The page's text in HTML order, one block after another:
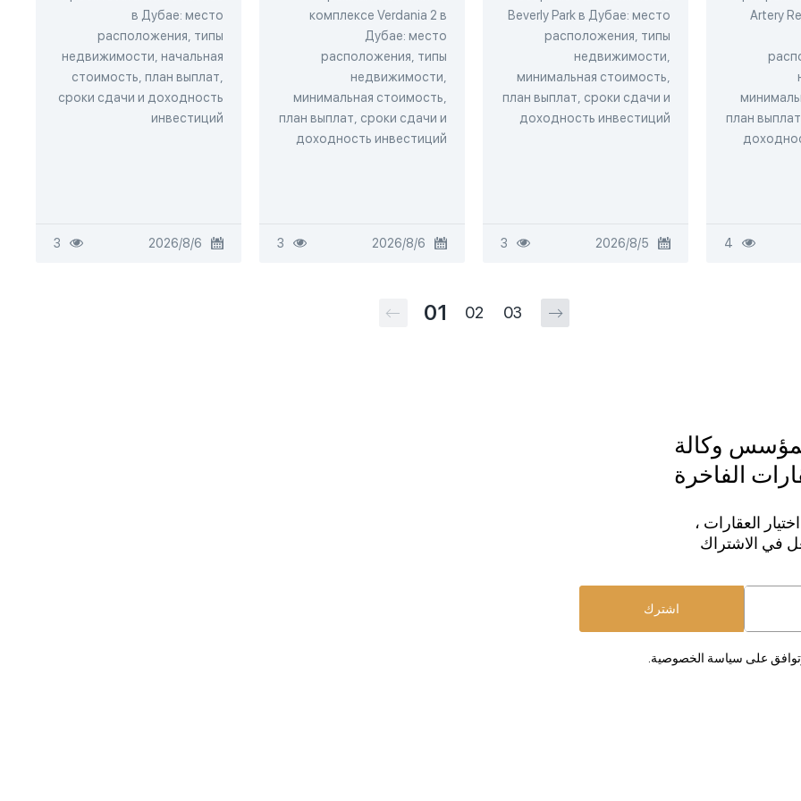
в Дубае: место
расположения, типы
недвижимости, начальная
стоимость, план выплат,
сроки сдачи и доходность
инвестиций
6‏/8‏/2026
3
комплексе Verdania 2 в
Дубае: место
расположения, типы
недвижимости,
минимальная стоимость,
план выплат, сроки сдачи и
доходность инвестиций
6‏/8‏/2026
3
Beverly Park в Дубае: место
расположения, типы
недвижимости,
минимальная стоимость,
план выплат, сроки сдачи и
доходность инвестиций
5‏/8‏/2026
3
Artery
план
4
01 02 03
وكالة
الفاخرة
العقارات ،
في الاشتراك
اشترك
على سياسة الخصوصية.